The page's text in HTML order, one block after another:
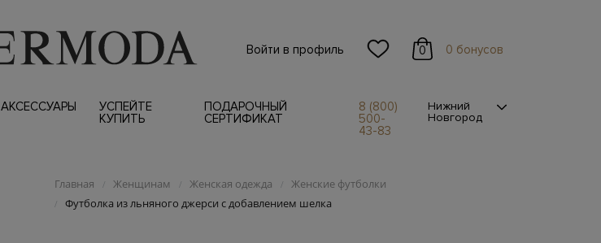
Войти в профиль 0 0 бонусов
АКСЕССУАРЫ
УСПЕЙТЕ
КУПИТЬ
ПОДАРОЧНЫЙ
СЕРТИФИКАТ
8 (800)
500-
43-83
Нижний
Новгород
Главная / Женщинам / Женская одежда / Женские футболки
/ Футболка из льняного джерси с добавлением шелка